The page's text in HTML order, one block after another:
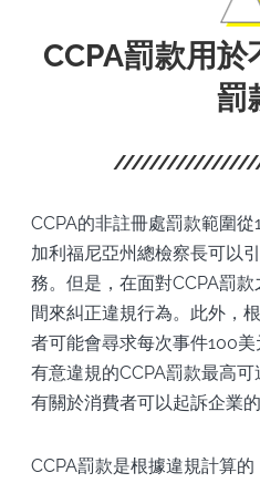
CCPA罰款用於
罰
CCPA的非註冊處罰款範圍
加利福尼亞州總檢察長可以
務。但是，在面對CCPA罰
間來糾正違規行為。此外，
者可能會尋求每次事件100美
有意違規的CCPA罰款最高
有關於消費者可以起訴企業的
CCPA罰款是根據違規計算